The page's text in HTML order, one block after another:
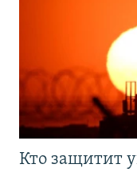
Кто защитит